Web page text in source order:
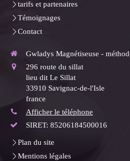
tarifs et partenaires
Témoignages
Contact
Gwladys Magnétiseuse -
296 route du sillat
lieu dit Le Sillat
33910 Savignac-de-l'Isle
france
Afficher le téléphone
SIRET: 85206184500016
Plan du site
Mentions légales